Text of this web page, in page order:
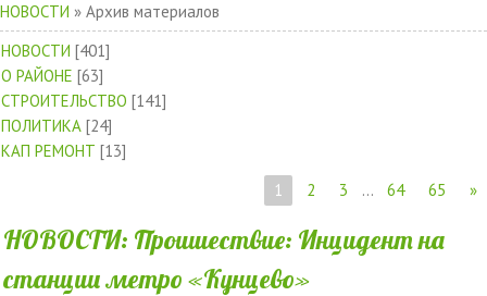
НОВОСТИ » Архив материалов
НОВОСТИ [401]
О РАЙОНЕ [63]
СТРОИТЕЛЬСТВО [141]
ПОЛИТИКА [24]
КАП РЕМОНТ [13]
1
2 3 ... 64 65 »
НОВОСТИ: Проишествие: Инцидент на
станции метро «Кунцево»